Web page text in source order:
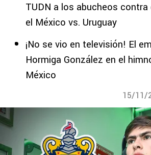
TUDN a los abucheos contra
el México vs. Uruguay
¡No se vio en televisión! El
Hormiga González en el
México
15/11/